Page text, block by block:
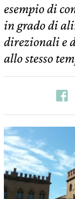
esempio di
in grado di
direzionali e
allo stesso